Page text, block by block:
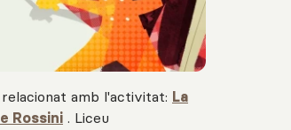
amb l'activitat: La
Rossini . Liceu